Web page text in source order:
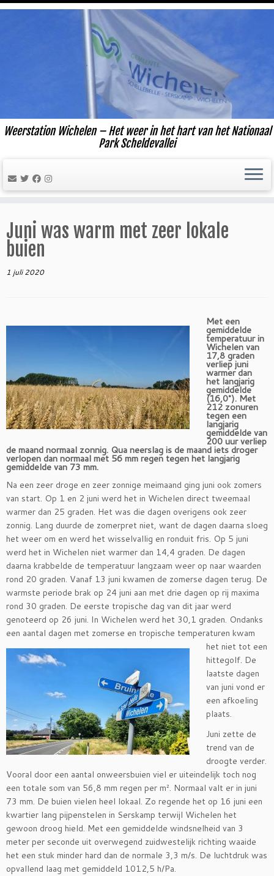
Ga
Weerstation Wichelen – Het weer in het hart van het Nationaal
Park Scheldevallei
Juni was warm met zeer lokale
buien
1 juli 2020
Met een
gemiddelde
temperatuur in
Wichelen van
17,8 graden
verliep juni
warmer dan
het langjarig
gemiddelde
(16,0°). Met
212 zonuren
tegen een
langjarig
gemiddelde van
200 uur verliep
de maand normaal zonnig. Qua neerslag is de maand iets droger
verlopen dan normaal met 56 mm regen tegen het langjarig
gemiddelde van 73 mm.
Na een zeer droge en zeer zonnige meimaand ging juni ook zomers
van start. Op 1 en 2 juni werd het in Wichelen direct tweemaal
warmer dan 25 graden. Het was die dagen overigens ook zeer
zonnig. Lang duurde de zomerpret niet, want de dagen daarna sloeg
het weer om en werd het wisselvallig en ronduit fris. Op 5 juni
werd het in Wichelen niet warmer dan 14,4 graden. De dagen
daarna krabbelde de temperatuur langzaam weer op naar waarden
rond 20 graden. Vanaf 13 juni kwamen de zomerse dagen terug. De
warmste periode brak op 24 juni aan met drie dagen op rij maxima
rond 30 graden. De eerste tropische dag van dit jaar werd
genoteerd op 26 juni. In Wichelen werd het 30,1 graden. Ondanks
een aantal dagen met zomerse en tropische temperaturen kwam
het niet tot een
hittegolf. De
laatste dagen
van juni vond er
een afkoeling
plaats.
Juni zette de
trend van de
droogte verder.
Vooral door een aantal onweersbuien viel er uiteindelijk toch nog
een totale som van 56,8 mm regen per m². Normaal valt er in juni
73 mm. De buien vielen heel lokaal. Zo regende het op 16 juni een
kwartier lang pijpenstelen in Serskamp terwijl Wichelen het
gewoon droog hield. Met een gemiddelde windsnelheid van 3
meter per seconde uit overwegend zuidwestelijk richting waaide
het een stuk minder hard dan de normale 3,3 m/s. De luchtdruk was
opvallend laag met gemiddeld 1012,5 h/Pa.